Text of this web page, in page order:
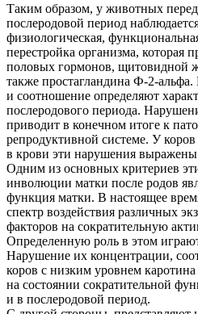
Таким образом, у животных
послеродовой период
физиологическая,
перестройка организма, которая
половых гормонов, щитовидной
также простагландина Ф-2-
и соотношение определяют
послеродового периода.
приводит в конечном итоге к
репродуктивной системе. У
в крови эти нарушения выражены
Одним из основных критериев
инволюции матки после родов
функция матки. В настоящее
спектр воздействия различных
факторов на сократительную
Определенную роль в этом
Нарушение их концентрации,
коров с низким уровнем каротина
на состоянии сократительной
и в послеродовой период.